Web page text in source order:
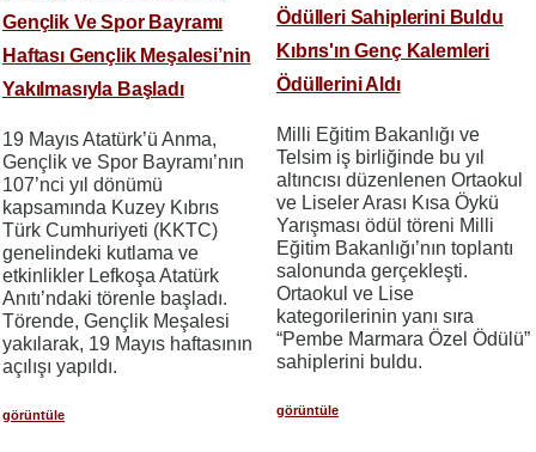
Gençlik Ve Spor Bayramı
Haftası Gençlik Meşalesi’nin
Yakılmasıyla Başladı
19 Mayıs Atatürk’ü Anma,
Gençlik ve Spor Bayramı’nın
107’nci yıl dönümü
kapsamında Kuzey Kıbrıs
Türk Cumhuriyeti (KKTC)
genelindeki kutlama ve
etkinlikler Lefkoşa Atatürk
Anıtı’ndaki törenle başladı.
Törende, Gençlik Meşalesi
yakılarak, 19 Mayıs haftasının
açılışı yapıldı.
görüntüle
Ödülleri Sahiplerini Buldu
Kıbrıs'ın Genç Kalemleri
Ödüllerini Aldı
Milli Eğitim Bakanlığı ve
Telsim iş birliğinde bu yıl
altıncısı düzenlenen Ortaokul
ve Liseler Arası Kısa Öykü
Yarışması ödül töreni Milli
Eğitim Bakanlığı’nın toplantı
salonunda gerçekleşti.
Ortaokul ve Lise
kategorilerinin yanı sıra
“Pembe Marmara Özel Ödülü”
sahiplerini buldu.
görüntüle